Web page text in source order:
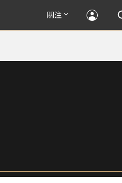
關注